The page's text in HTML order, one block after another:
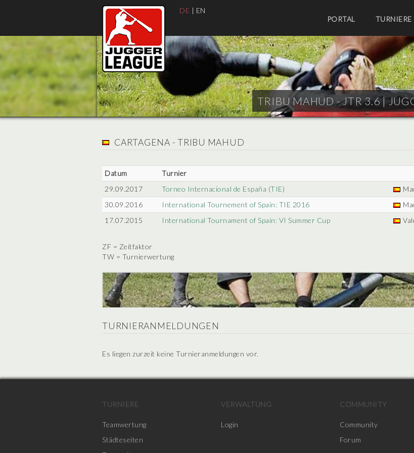
DE | EN
PORTAL
TURNIERE
TRIBU MAHUD - JTR 3.6 |
CARTAGENA - TRIBU MAHUD
Datum Turnier
29.09.2017
Torneo Internacional de España (TIE)
30.09.2016
International Tournement of Spain: TIE 2016
17.07.2015
International Tournament of Spain: VI Summer Cup
ZF = Zeitfaktor
TW = Turnierwertung
TURNIERANMELDUNGEN
Es liegen zurzeit keine Turnieranmeldungen vor.
TURNIERE
Teamwertung
Städteseiten
VERWALTUNG
Login
COMMUNITY
Community
Forum